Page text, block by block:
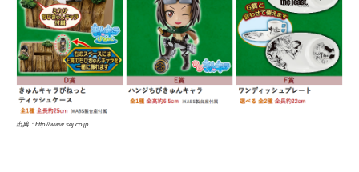
出典：http://www.sej.co.jp